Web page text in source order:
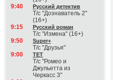
9:40
Русский детектив
Т/с "Дознаватель 2"
(16+)
9:15
Русский роман
Т/с "Измена" (16+)
9:50
Super+
Т/с "Друзья"
9:00
ТЕТ
Т/с "Ромео и
Джульетта из
Черкасс 3"